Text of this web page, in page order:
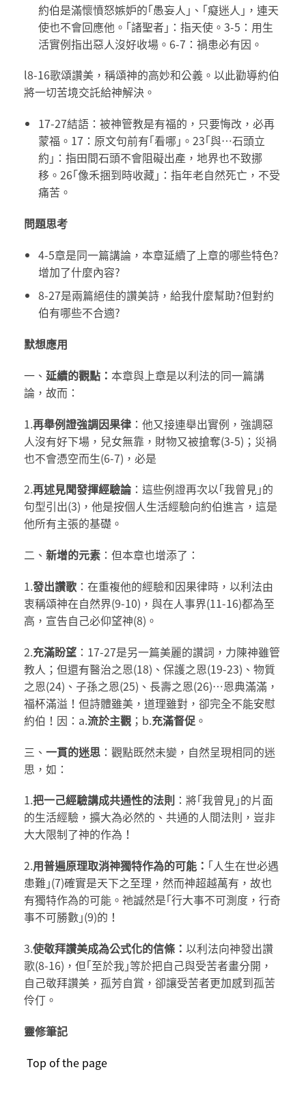
約伯是滿懷憤怒嫉妒的｢愚妄人｣、｢癡迷人｣，連天
使也不會回應他。｢諸聖者｣：指天使。3-5：用生
活實例指出惡人沒好收場。6-7：禍患必有因。
l8-16歌頌讚美，稱頌神的高妙和公義。以此勸導約伯
將一切苦境交託給神解決。
17-27結語：被神管教是有福的，只要悔改，必再
蒙福。17：原文句前有｢看哪｣。23｢與…石頭立
約｣：指田間石頭不會阻礙出產，地界也不致挪
移。26｢像禾捆到時收藏｣：指年老自然死亡，不受
痛苦。
問題思考
4-5章是同一篇講論，本章延續了上章的哪些特色?
增加了什麼內容?
8-27是兩篇絕佳的讚美詩，給我什麼幫助?但對約
伯有哪些不合適?
默想應用
一、 延續的觀點： 本章與上章是以利法的同一篇講
論，故而：
1.再舉例證強調因果律 ：他又接連舉出實例，強調惡
人沒有好下場，兒女無靠，財物又被搶奪(3-5)；災禍
也不會憑空而生(6-7)，必是
2.再述見聞發揮經驗論 ：這些例證再次以｢我曾見｣的
句型引出(3)，他是按個人生活經驗向約伯進言，這是
他所有主張的基礎。
二、 新增的元素 ：但本章也增添了：
1.發出讚歌 ：在重複他的經驗和因果律時，以利法由
衷稱頌神在自然界(9-10)，與在人事界(11-16)都為至
高，宣告自己必仰望神(8)。
2.充滿盼望 ：17-27是另一篇美麗的讚詞，力陳神雖管
教人；但還有醫治之恩(18)、保護之恩(19-23)、物質
之恩(24)、子孫之恩(25)、長壽之恩(26)…恩典滿滿，
福杯滿溢！但詩體雖美，道理雖對，卻完全不能安慰
約伯！因：a.流於主觀 ；b.充滿督促 。
三、 一貫的迷思 ：觀點既然未變，自然呈現相同的迷
思，如：
1.把一己經驗講成共通性的法則 ：將｢我曾見｣的片面
的生活經驗，擴大為必然的、共通的人間法則，豈非
大大限制了神的作為！
2.用普遍原理取消神獨特作為的可能： ｢人生在世必遇
患難｣(7)確實是天下之至理，然而神超越萬有，故也
有獨特作為的可能。祂誠然是｢行大事不可測度，行奇
事不可勝數｣(9)的！
3.使敬拜讚美成為公式化的信條： 以利法向神發出讚
歌(8-16)，但｢至於我｣等於把自己與受苦者畫分開，
自己敬拜讚美，孤芳自賞，卻讓受苦者更加感到孤苦
伶仃。
靈修筆記
Top of the page